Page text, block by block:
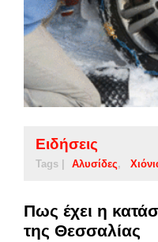
Ειδήσεις
Tags | Αλυσίδες
Πως έχει η
της Θεσσαλίας